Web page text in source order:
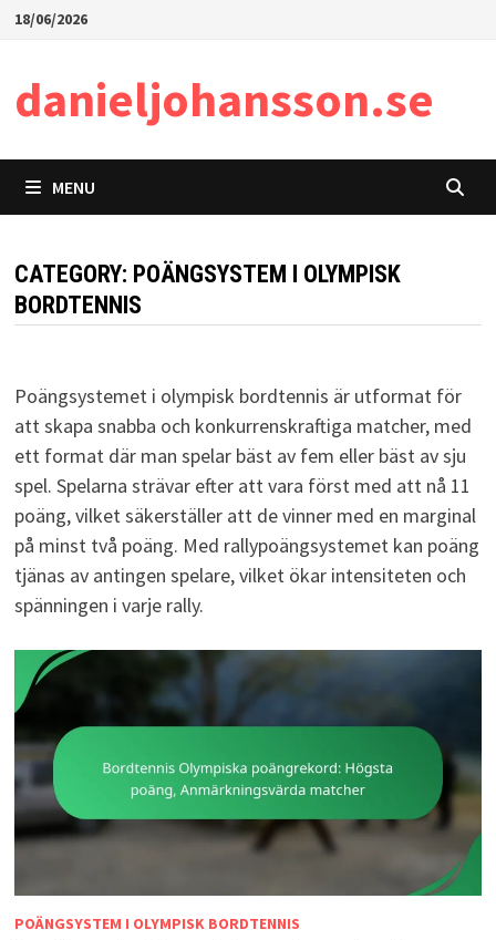
Skip18/06/2026
danieljohansson.se
MENU
CATEGORY: POÄNGSYSTEM I OLYMPISK
BORDTENNIS
Poängsystemet i olympisk bordtennis är utformat för
att skapa snabba och konkurrenskraftiga matcher, med
ett format där man spelar bäst av fem eller bäst av sju
spel. Spelarna strävar efter att vara först med att nå 11
poäng, vilket säkerställer att de vinner med en marginal
på minst två poäng. Med rallypoängsystemet kan poäng
tjänas av antingen spelare, vilket ökar intensiteten och
spänningen i varje rally.
POÄNGSYSTEM I OLYMPISK BORDTENNIS